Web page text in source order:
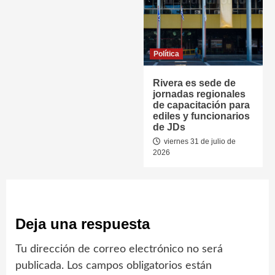
Política
Rivera es sede de
jornadas regionales
de capacitación para
ediles y funcionarios
de JDs
viernes 31 de julio de
2026
Deja una respuesta
Tu dirección de correo electrónico no será
publicada. Los campos obligatorios están